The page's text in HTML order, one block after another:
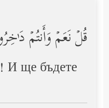
قُلۡ نَعَمۡ وَأَنتُمۡ دَ
ще бъдете